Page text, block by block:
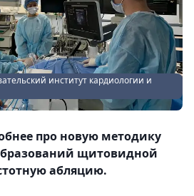
институт кардиологии и
про новую методику
щитовидной
абляцию.